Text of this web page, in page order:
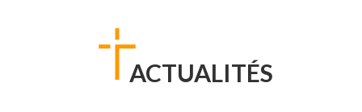
ACTUALITÉS